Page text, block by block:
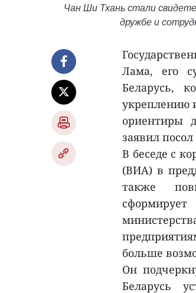
Чан Ши Тхань стали
дружбе и
Лама, его
Беларусь,
укреплению
ориентиры
заявил
В беседе с
(ВИA) в
также
больше
Он
Беларусь